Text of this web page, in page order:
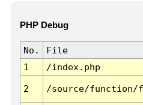
PHP Debug
No. File
1
/index.php
2 /source/function/